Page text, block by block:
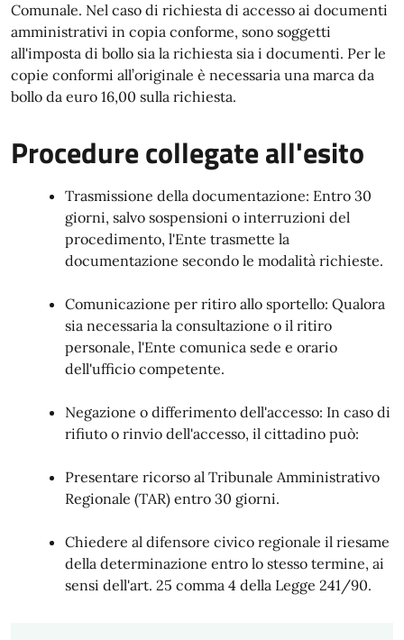
Comunale. Nel caso di richiesta di accesso ai documenti
amministrativi in copia conforme, sono soggetti
all'imposta di bollo sia la richiesta sia i documenti. Per le
copie conformi all’originale è necessaria una marca da
bollo da euro 16,00 sulla richiesta.
Procedure collegate all'esito
Trasmissione della documentazione: Entro 30
giorni, salvo sospensioni o interruzioni del
procedimento, l'Ente trasmette la
documentazione secondo le modalità richieste.
Comunicazione per ritiro allo sportello: Qualora
sia necessaria la consultazione o il ritiro
personale, l'Ente comunica sede e orario
dell'ufficio competente.
Negazione o differimento dell'accesso: In caso di
rifiuto o rinvio dell'accesso, il cittadino può:
Presentare ricorso al Tribunale Amministrativo
Regionale (TAR) entro 30 giorni.
Chiedere al difensore civico regionale il riesame
della determinazione entro lo stesso termine, ai
sensi dell'art. 25 comma 4 della Legge 241/90.